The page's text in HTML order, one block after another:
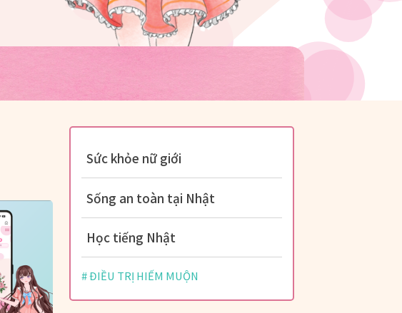
Sức khỏe nữ giới
Sống an toàn tại Nhật
Học tiếng Nhật
ĐIỀU TRỊ HIẾM MUỘN